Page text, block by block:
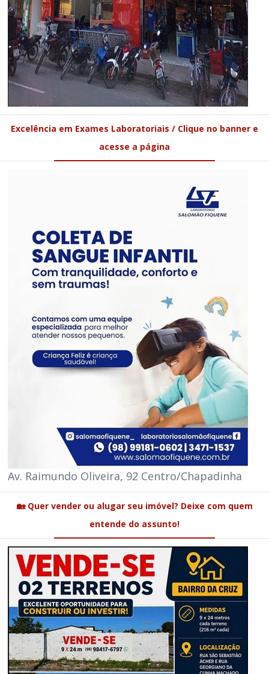
Excelência em Exames Laboratoriais / Clique no banner e
acesse a página
Av. Raimundo Oliveira, 92 Centro/Chapadinha
🏡 Quer vender ou alugar seu imóvel? Deixe com quem
entende do assunto!